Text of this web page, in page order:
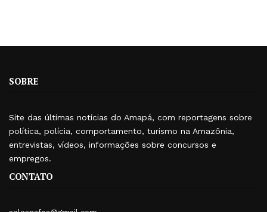
SOBRE
Site das últimas notícias do Amapá, com reportagens sobre
política, polícia, comportamento, turismo na Amazônia,
entrevistas, vídeos, informações sobre concursos e
empregos.
CONTATO